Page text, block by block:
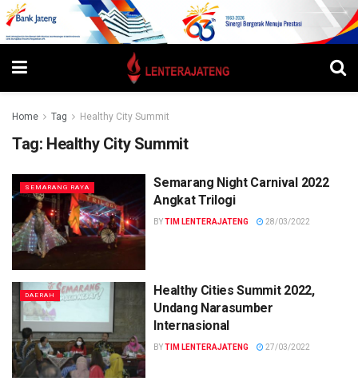
Home Tag Healthy City Summit
Tag: Healthy City Summit
SEMARANG RAYA
Semarang Night Carnival 2022
Angkat Trilogi
BYTIM LENTERAJATENG 28/03/2022
DAERAH
Healthy Cities Summit 2022,
Undang Narasumber
Internasional
BYTIM LENTERAJATENG 27/03/2022